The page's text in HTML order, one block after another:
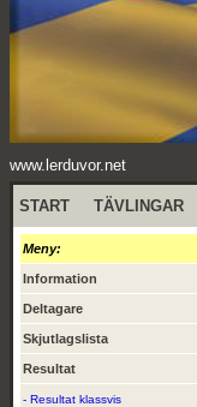
www.lerduvor.net
START TÄVLINGAR
Meny:
Information
Deltagare
Skjutlagslista
Resultat
- Resultat klassvis